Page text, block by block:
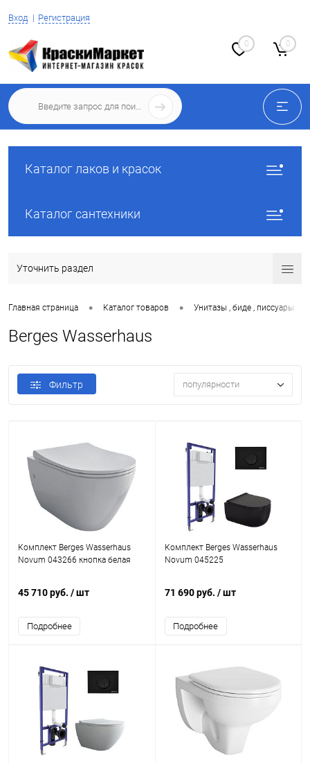
Вход Регистрация
0 0
Каталог лаков и красок
Каталог сантехники
Уточнить раздел
Главная страница • Каталог товаров • Унитазы , биде , писсуары
Berges Wasserhaus
Фильтр популярности
Комплект Berges Wasserhaus
Novum 043266 кнопка белая
45 710 руб. / шт
Подробнее
Комплект Berges Wasserhaus
Novum 045225
71 690 руб. / шт
Подробнее